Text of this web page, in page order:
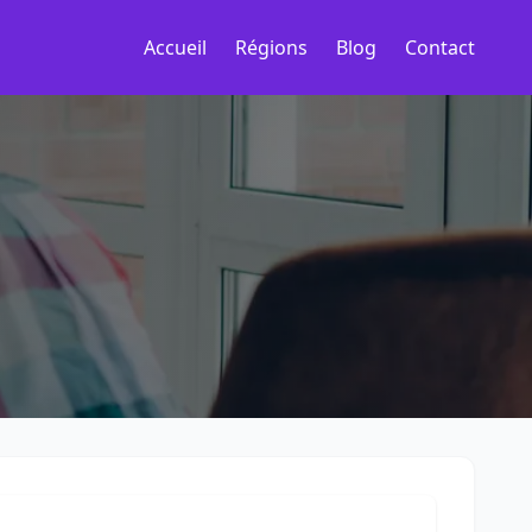
Accueil Régions Blog Contact